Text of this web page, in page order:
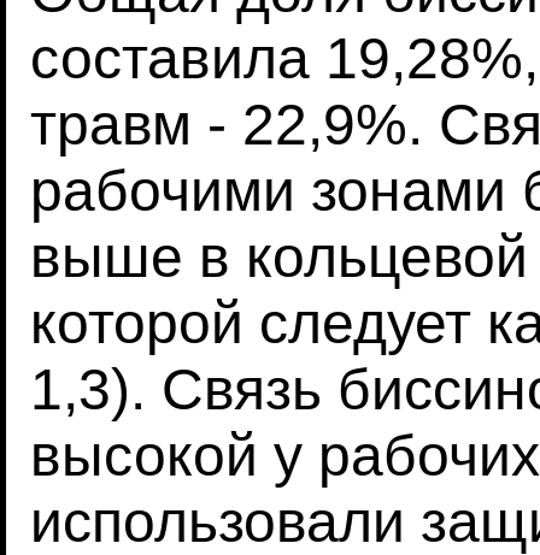
составила
травм - 22,9%.
рабочими зонами
выше в кольцевой
которой следует
1,3). Связь
высокой у
использовали